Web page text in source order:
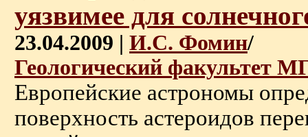
уязвимее для
23.04.2009 | И.С. Фомин/
Геологический факультет
Европейские астрономы
поверхность астероидов